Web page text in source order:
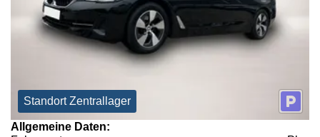
Standort Zentrallager
Allgemeine Daten: